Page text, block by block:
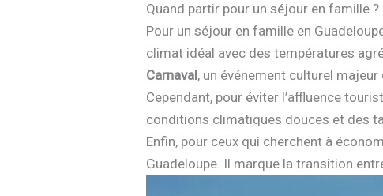
Quand partir pour un séjour en famille ?
Pour un séjour en famille en
climat idéal avec des températures
Carnaval, un événement culturel majeur
Cependant, pour éviter l’affluence
conditions climatiques douces et des
Enfin, pour ceux qui cherchent à
Guadeloupe. Il marque la transition